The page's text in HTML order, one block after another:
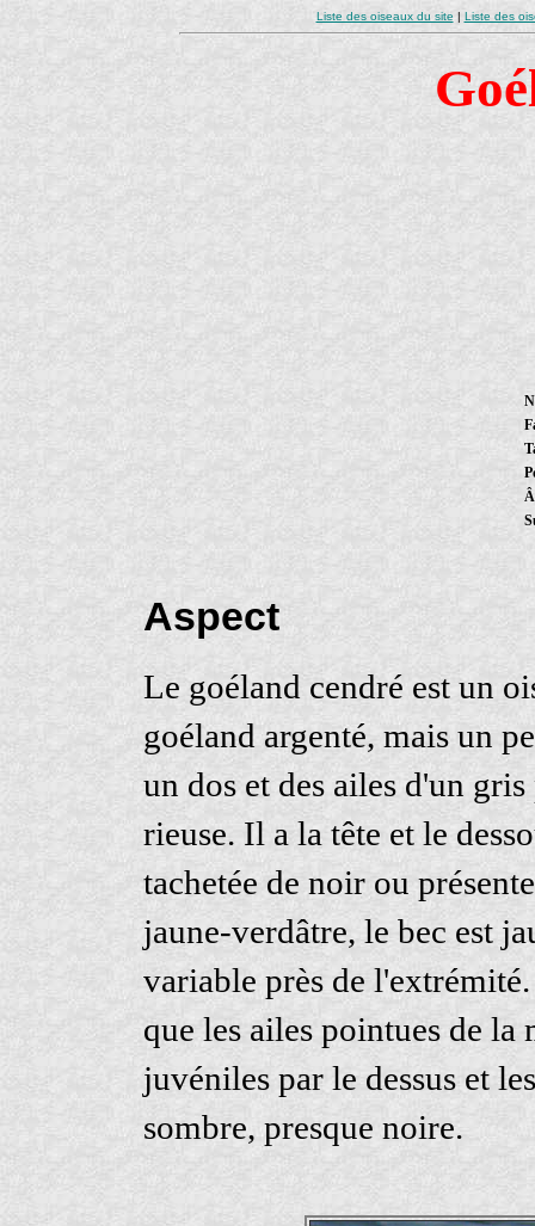
Liste des oiseaux du site | Liste des
Aspect
Le goéland cendré est un
goéland argenté, mais un
un dos et des ailes d'un
rieuse. Il a la tête et le
tachetée de noir ou
jaune-verdâtre, le bec est
variable près de
que les ailes pointues de la
juvéniles par le dessus et
sombre, presque noire.